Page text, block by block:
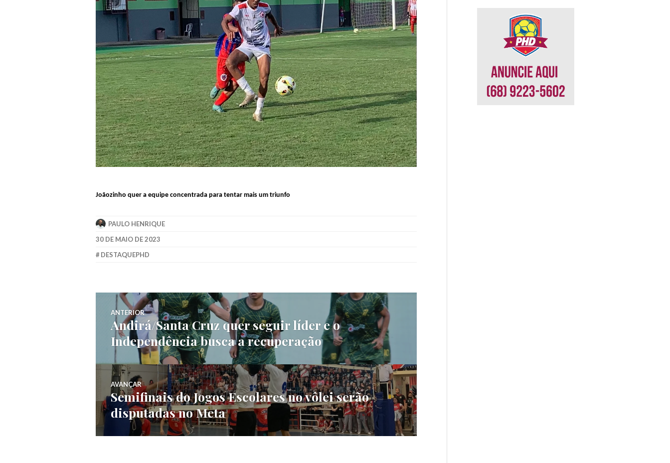
Joãozinho quer a equipe concentrada para tentar mais um triunfo
PAULO HENRIQUE
30 DE MAIO DE 2023
DESTAQUEPHD
ANTERIOR
Andirá/Santa Cruz quer seguir líder e o
Independência busca a recuperação
AVANÇAR
Semifinais do Jogos Escolares no vôlei serão
disputadas no Meta